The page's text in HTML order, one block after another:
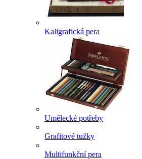
Kaligrafická pera
Umělecké potřeby
Grafitové tužky
Multifunkční pera